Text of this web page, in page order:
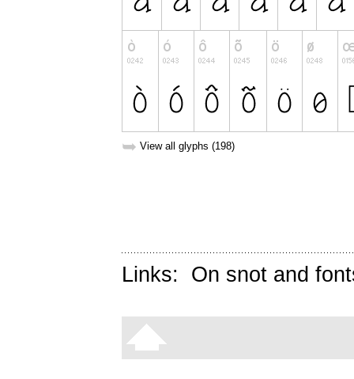
➥ View all glyphs (198)
Links: On snot and